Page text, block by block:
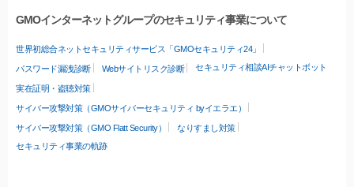
GMOインターネットグループのセキュリティ事業について
世界初総合ネットセキュリティサービス「GMOセキュリティ24」
パスワード漏洩診断 Webサイトリスク診断 セキュリティ相談AIチャットボット
実在証明・盗聴対策
サイバー攻撃対策（GMOサイバーセキュリティ byイエラエ）
サイバー攻撃対策（GMO Flatt Security）
なりすまし対策
セキュリティ事業の軌跡